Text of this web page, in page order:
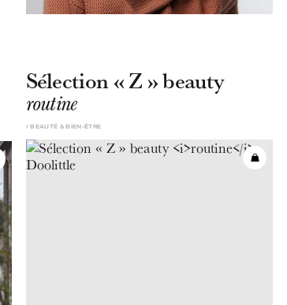
Sélection « Z » beauty
routine
BEAUTÉ & BIEN-ÊTRE